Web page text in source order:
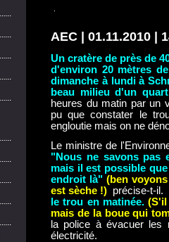
AEC | 01.11.2010 |
Un cratère de près de
d'environ 20 mètres
dimanche à lundi à
beau milieu d'un
heures du matin par un
pu que constater le
engloutie mais on ne
Le ministre de
"Nous ne savons pas
mais il est possible
endroit là"(ben voyons
est sèche !) précise-t-il.
le trou en matinée.(S'il
mais de la boue qui
la police à évacuer les
électricité.